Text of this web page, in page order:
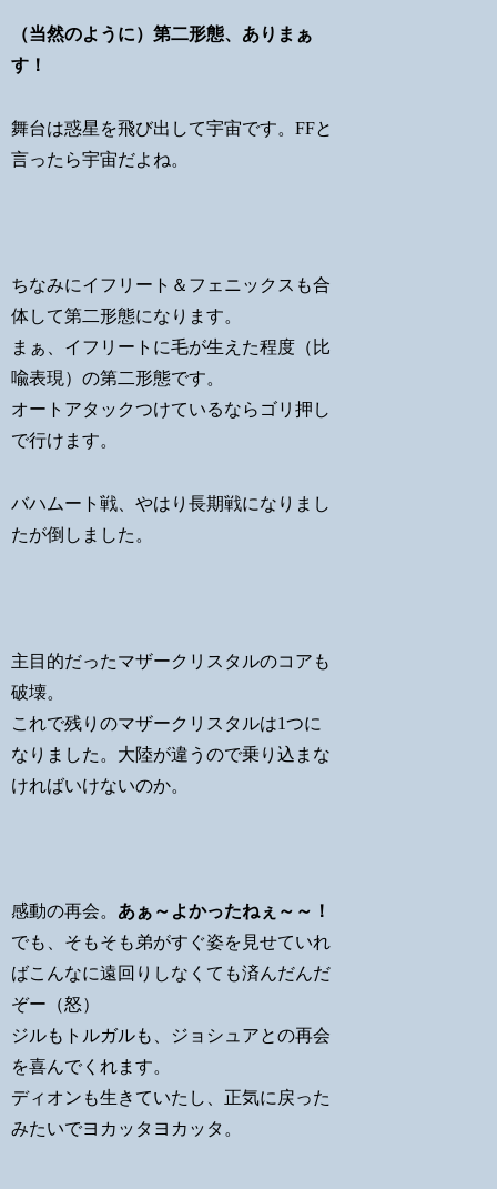
（当然のように）第二形態、ありまぁ
す！
舞台は惑星を飛び出して宇宙です。FFと
言ったら宇宙だよね。
ちなみにイフリート＆フェニックスも合
体して第二形態になります。
まぁ、イフリートに毛が生えた程度（比
喩表現）の第二形態です。
オートアタックつけているならゴリ押し
で行けます。
バハムート戦、やはり長期戦になりまし
たが倒しました。
主目的だったマザークリスタルのコアも
破壊。
これで残りのマザークリスタルは1つに
なりました。大陸が違うので乗り込まな
ければいけないのか。
感動の再会。 あぁ～よかったねぇ～～！
でも、そもそも弟がすぐ姿を見せていれ
ばこんなに遠回りしなくても済んだんだ
ぞー（怒）
ジルもトルガルも、ジョシュアとの再会
を喜んでくれます。
ディオンも生きていたし、正気に戻った
みたいでヨカッタヨカッタ。